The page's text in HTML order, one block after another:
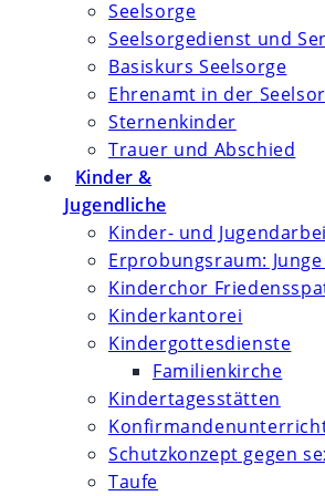
Seelsorge
Seelsorgedienst und
Basiskurs Seelsorge
Ehrenamt in der
Sternenkinder
Trauer und Abschied
Kinder &
Jugendliche
Kinder- und
Erprobungsraum:
Kinderchor
Kinderkantorei
Kindergottesdienste
Familienkirche
Kindertagesstätten
Schutzkonzept gegen
Taufe